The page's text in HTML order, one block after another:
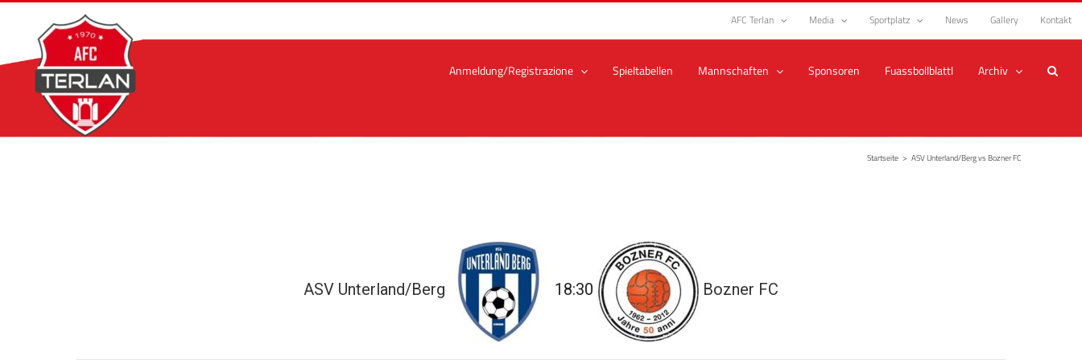
Zum
springen
AFC Terlan Media Sportplatz News Gallery Kontakt
Anmeldung/Registrazione Spieltabellen Mannschaften Sponsoren Fuassbollblattl Archiv
Startseite > ASV Unterland/Berg vs Bozner FC
ASV Unterland/Berg 18:30 Bozner FC